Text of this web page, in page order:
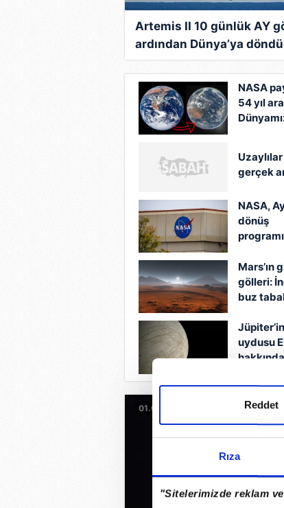
Rıza
"Sitelerimizde reklam
Reddet
Artemis II 10 günlük AY
ardından Dünya’ya
NASA
54 yıl
Uzaylılar
gerçek
NASA,
dönüş
programı
erteledi”
Mars’ın
gölleri:
buz
onlarca yıl
kalmış
Jüpiter’in
uydusu
hakkında
gerçek
çıktı
01.01.2026